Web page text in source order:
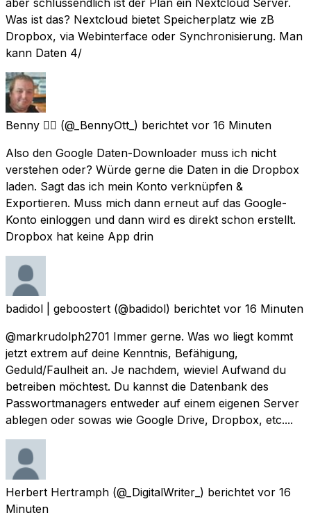
Was ist das? Nextcloud bietet Speicherplatz wie zB
Dropbox, via Webinterface oder Synchronisierung. Man
kann Daten 4/
Benny 🏳️‍🌈 (@_BennyOtt_) berichtet vor 16 Minuten
Also den Google Daten-Downloader muss ich nicht
verstehen oder? Würde gerne die Daten in die Dropbox
laden. Sagt das ich mein Konto verknüpfen &
Exportieren. Muss mich dann erneut auf das Google-
Konto einloggen und dann wird es direkt schon erstellt.
Dropbox hat keine App drin
badidol | geboostert (@badidol) berichtet vor 16 Minuten
@markrudolph2701 Immer gerne. Was wo liegt kommt
jetzt extrem auf deine Kenntnis, Befähigung,
Geduld/Faulheit an. Je nachdem, wieviel Aufwand du
betreiben möchtest. Du kannst die Datenbank des
Passwortmanagers entweder auf einem eigenen Server
ablegen oder sowas wie Google Drive, Dropbox, etc....
Herbert Hertramph (@_DigitalWriter_) berichtet vor 16
Minuten